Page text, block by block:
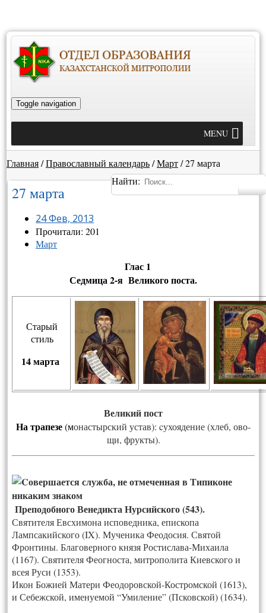
Toggle navigation
MENU
Главная/Православный календарь/Март/27 марта
Найти:
27 марта
24 Фев, 2013
Прочитали: 201
Март
Глас 1
Сед­ми­ца 2-я Ве­ли­ко­го пос­та.
Старый
стиль
14 марта
Ве­ли­кий пост
На тра­пе­зе(монас­тырс­кий ус­тав): cу­хо­яде­ние (хлеб, ово­
щи, фрук­ты).
Преподобного Венедикта Нурсийского (543).
Святителя Евсхимона исповедника, епископа
Лампсакийского (IX). Мученика Феодосия. Святой
Фронтины. Благоверного князя Ростислава-Михаила
(1167). Святителя Феогноста, митрополита Киевского и
всея Руси (1353).
Икон Божией Матери Феодоровской-Костромской (1613),
и Себежской, именуемой “Умиление” (Псковской) (1634).